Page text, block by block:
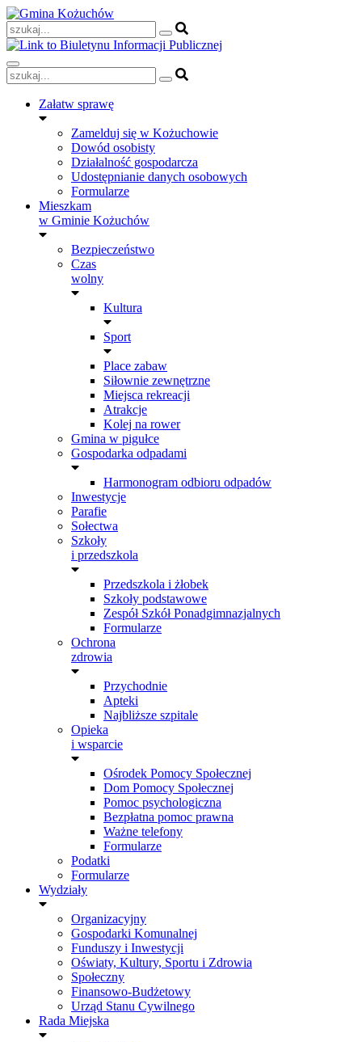
Skip
to
content
Załatw sprawę
Zamelduj się w Kożuchowie
Dowód osobisty
Działalność gospodarcza
Udostępnianie danych osobowych
Formularze
Mieszkam
w Gminie Kożuchów
Bezpieczeństwo
Czas
wolny
Kultura
Sport
Place zabaw
Siłownie zewnętrzne
Miejsca rekreacji
Atrakcje
Kolej na rower
Gmina w pigułce
Gospodarka odpadami
Harmonogram odbioru odpadów
Inwestycje
Parafie
Sołectwa
Szkoły
i przedszkola
Przedszkola i żłobek
Szkoły podstawowe
Zespół Szkół Ponadgimnazjalnych
Formularze
Ochrona
zdrowia
Przychodnie
Apteki
Najbliższe szpitale
Opieka
i wsparcie
Ośrodek Pomocy Społecznej
Dom Pomocy Społecznej
Pomoc psychologiczna
Bezpłatna pomoc prawna
Ważne telefony
Formularze
Podatki
Formularze
Wydziały
Organizacyjny
Gospodarki Komunalnej
Funduszy i Inwestycji
Oświaty, Kultury, Sportu i Zdrowia
Społeczny
Finansowo-Budżetowy
Urząd Stanu Cywilnego
Rada Miejska